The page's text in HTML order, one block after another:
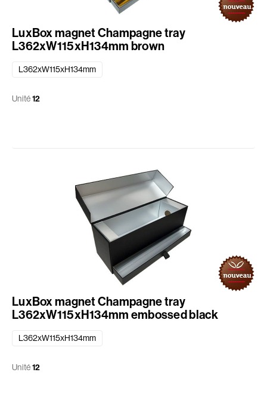
LuxBox magnet Champagne tray
L362xW115xH134mm brown
L362xW115xH134mm
Unité12
LuxBox magnet Champagne tray
L362xW115xH134mm embossed black
L362xW115xH134mm
Unité12